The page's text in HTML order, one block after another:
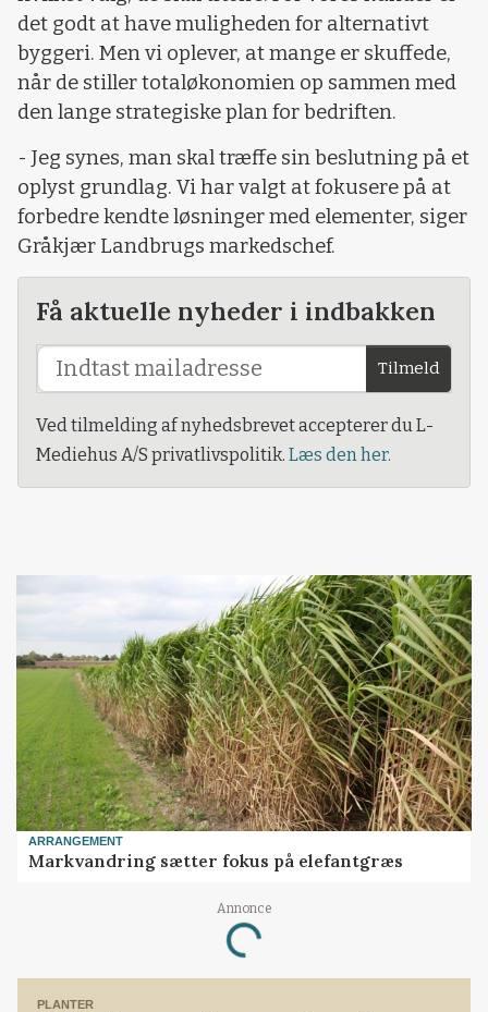
det godt at have muligheden for alternativt
byggeri. Men vi oplever, at mange er skuffede,
når de stiller totaløkonomien op sammen med
den lange strategiske plan for bedriften.
- Jeg synes, man skal træffe sin beslutning på et
oplyst grundlag. Vi har valgt at fokusere på at
forbedre kendte løsninger med elementer, siger
Gråkjær Landbrugs markedschef.
Få aktuelle nyheder i indbakken
Tilmeld
Ved tilmelding af nyhedsbrevet accepterer du L-
Mediehus A/S privatlivspolitik. Læs den her.
ARRANGEMENT
Markvandring sætter fokus på elefantgræs
Annonce
Loading...
PLANTER